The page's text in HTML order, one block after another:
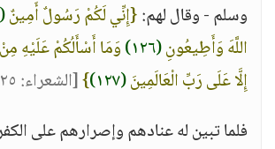
وسلم - وقال لهم:{إِنِّي لَكُمْ رَسُولٌ أَمِينٌ(١٢٥)
اللَّهَ وَأَطِيعُونِ(١٢٦)
وَمَا أَسْأَلُكُمْ عَلَيْهِ
إِلَّا عَلَى رَبِّ الْعَالَمِينَ(١٢٧) }[الشعراء: ١٢٥ - ١٢٧]
فلما تبين له عنادهم وإصرارهم على